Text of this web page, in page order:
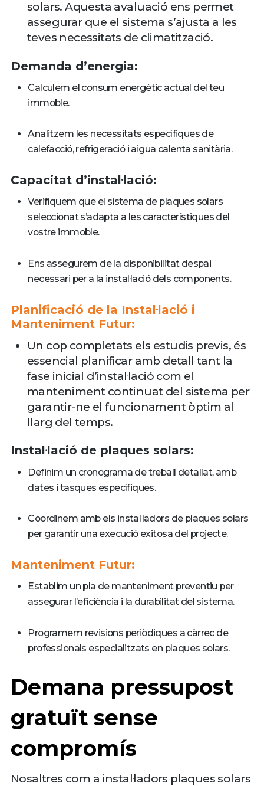
solars. Aquesta avaluació ens permet
assegurar que el sistema s’ajusta a les
teves necessitats de climatització.
Demanda d’energia:
Calculem el consum energètic actual del teu
immoble.
Analitzem les necessitats específiques de
calefacció, refrigeració i aigua calenta sanitària.
Capacitat d’instal·lació:
Verifiquem que el sistema de plaques solars
seleccionat s’adapta a les característiques del
vostre immoble.
Ens assegurem de la disponibilitat despai
necessari per a la instal·lació dels components.
Planificació de la Instal·lació i
Manteniment Futur:
Un cop completats els estudis previs, és
essencial planificar amb detall tant la
fase inicial d’instal·lació com el
manteniment continuat del sistema per
garantir-ne el funcionament òptim al
llarg del temps.
Instal·lació de plaques solars:
Definim un cronograma de treball detallat, amb
dates i tasques específiques.
Coordinem amb els instal·ladors de plaques solars
per garantir una execució exitosa del projecte.
Manteniment Futur:
Establim un pla de manteniment preventiu per
assegurar l’eficiència i la durabilitat del sistema.
Programem revisions periòdiques a càrrec de
professionals especialitzats en plaques solars.
Demana pressupost
gratuït sense
compromís
Nosaltres com a instal·ladors plaques solars